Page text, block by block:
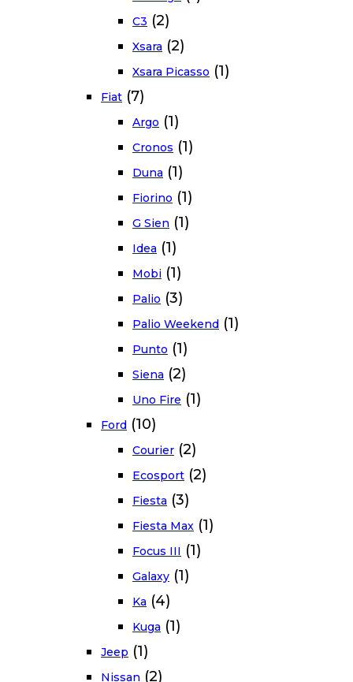
C3 (2)
Xsara (2)
Xsara Picasso (1)
Fiat (7)
Argo (1)
Cronos (1)
Duna (1)
Fiorino (1)
G Sien (1)
Idea (1)
Mobi (1)
Palio (3)
Palio Weekend (1)
Punto (1)
Siena (2)
Uno Fire (1)
Ford (10)
Courier (2)
Ecosport (2)
Fiesta (3)
Fiesta Max (1)
Focus III (1)
Galaxy (1)
Ka (4)
Kuga (1)
Jeep (1)
Nissan (2)